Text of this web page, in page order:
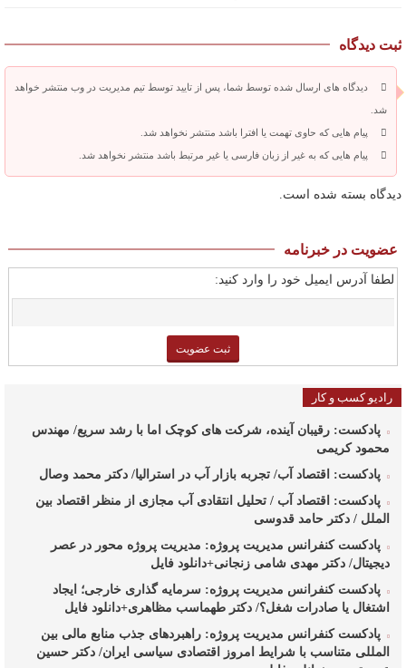
ثبت دیدگاه
دیدگاه های ارسال شده توسط شما، پس از تایید توسط تیم مدیریت در وب منتشر خواهد
شد.
پیام هایی که حاوی تهمت یا افترا باشد منتشر نخواهد شد.
پیام هایی که به غیر از زبان فارسی یا غیر مرتبط باشد منتشر نخواهد شد.
دیدگاه بسته شده است.
عضویت در خبرنامه
لطفا آدرس ایمیل خود را وارد کنید:
رادیو کسب و کار
پادکست: رقیبان آینده، شرکت های کوچک اما با رشد سریع/ مهندس
محمود کریمی
پادکست: اقتصاد آب/ تجربه بازار آب در استرالیا/ دکتر محمد وصال
پادکست: اقتصاد آب / تحلیل انتقادی آب مجازی از منظر اقتصاد بین
الملل / دکتر حامد قدوسی
پادکست کنفرانس مدیریت پروژه: مدیریت پروژه محور در عصر
دیجیتال/ دکتر مهدی شامی زنجانی+دانلود فایل
پادکست کنفرانس مدیریت پروژه: سرمایه گذاری خارجی؛ ایجاد
اشتغال یا صادرات شغل؟/ دکتر طهماسب مظاهری+دانلود فایل
پادکست کنفرانس مدیریت پروژه: راهبردهای جذب منابع مالی بین
المللی متناسب با شرایط امروز اقتصادی سیاسی ایران/ دکتر حسین